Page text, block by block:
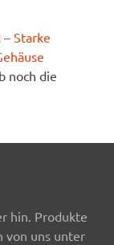
– Starke
noch die
hin. Produkte
von uns unter